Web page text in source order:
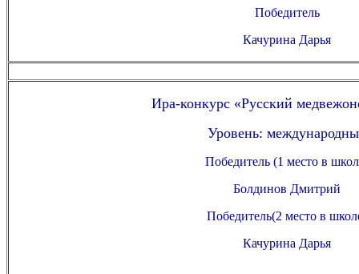
Победитель
Качурина Дарья
Ира-конкурс «Русский
Уровень:
Победитель (1 место в
Болдинов Дмитрий
Победитель(2 место в
Качурина Дарья